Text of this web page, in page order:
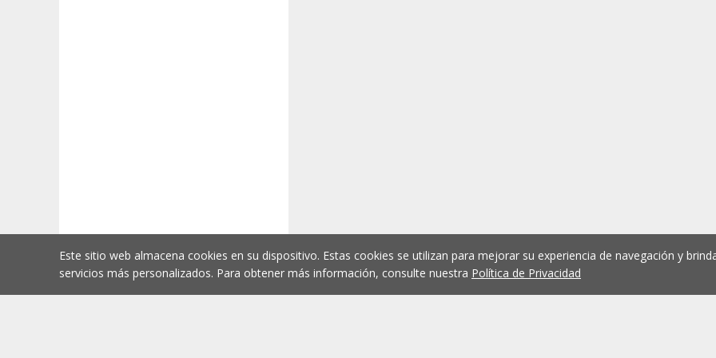
Este sitio web almacena cookies en su dispositivo. Estas cookies se utilizan para mejorar su experiencia de navegación y
servicios más personalizados. Para obtener más información, consulte nuestra Política de Privacidad